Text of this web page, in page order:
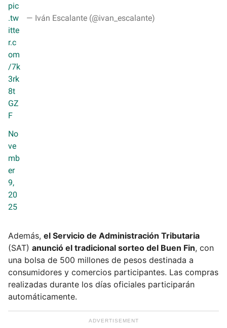
pic
.tw
itte
r.c
om
/7k
3rk
8t
GZ
F
— Iván Escalante (@ivan_escalante)
No
ve
mb
er
9,
20
25
Además, el Servicio de Administración Tributaria
(SAT) anunció el tradicional sorteo del Buen Fin, con
una bolsa de 500 millones de pesos destinada a
consumidores y comercios participantes. Las compras
realizadas durante los días oficiales participarán
automáticamente.